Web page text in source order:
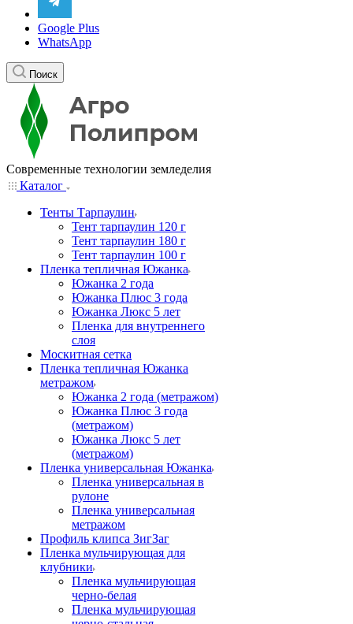
Google Plus
WhatsApp
Поиск
Современные технологии земледелия
Каталог
Тенты Тарпаулин
Тент тарпаулин 120 г
Тент тарпаулин 180 г
Тент тарпаулин 100 г
Пленка тепличная Южанка
Южанка 2 года
Южанка Плюс 3 года
Южанка Люкс 5 лет
Пленка для внутреннего
слоя
Москитная сетка
Пленка тепличная Южанка
метражом
Южанка 2 года (метражом)
Южанка Плюс 3 года
(метражом)
Южанка Люкс 5 лет
(метражом)
Пленка универсальная Южанка
Пленка универсальная в
рулоне
Пленка универсальная
метражом
Профиль клипса ЗигЗаг
Пленка мульчирующая для
клубники
Пленка мульчирующая
черно-белая
Пленка мульчирующая